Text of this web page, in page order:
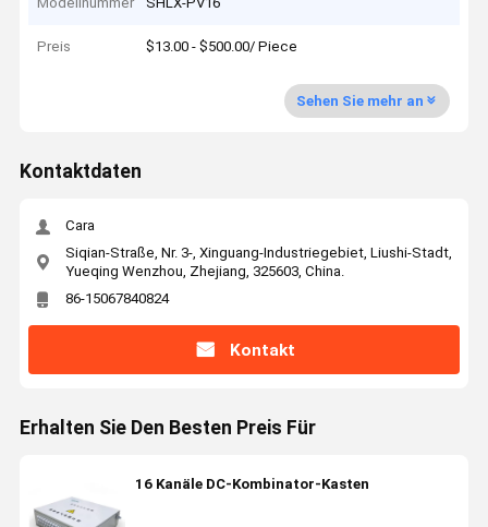
Preis $13.00 - $500.00/ Piece
Sehen Sie mehr an
Kontaktdaten
Cara
Siqian-Straße, Nr. 3-, Xinguang-Industriegebiet, Liushi-Stadt,
Yueqing Wenzhou, Zhejiang, 325603, China.
86-15067840824
Kontakt
Erhalten Sie Den Besten Preis Für
16 Kanäle DC-Kombinator-Kasten